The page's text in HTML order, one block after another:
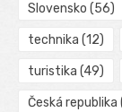
Slovensko (56)
technika (12)
turistika (49)
Česká republika